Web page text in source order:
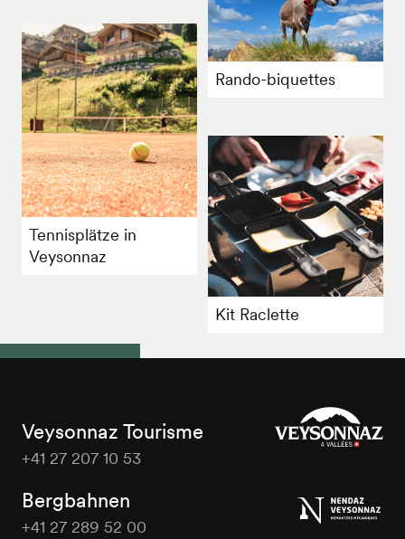
Rando-biquettes
Tennisplätze in
Veysonnaz
Kit Raclette
Veysonnaz Tourisme
+41 27 207 10 53
Bergbahnen
+41 27 289 52 00